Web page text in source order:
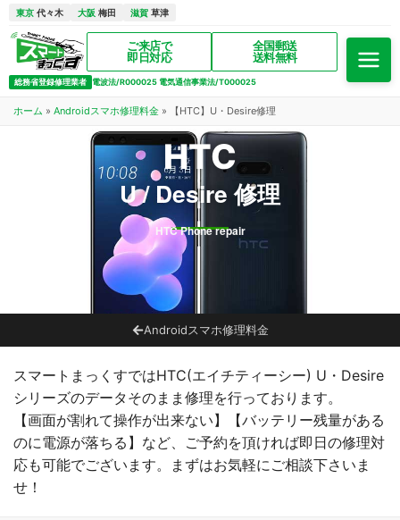
東京 代々木 大阪 梅田 滋賀 草津
ご来店で
即日対応
全国郵送
送料無料
総務省登録修理業者 電波法/R000025 電気通信事業法/T000025
ホーム » Androidスマホ修理料金 » 【HTC】U・Desire修理
HTC
U / Desire 修理
HTC Phone repair
Androidスマホ修理料金
スマートまっくすではHTC(エイチティーシー) U・Desire
シリーズのデータそのまま修理を行っております。
【画面が割れて操作が出来ない】【バッテリー残量がある
のに電源が落ちる】など、ご予約を頂ければ即日の修理対
応も可能でございます。まずはお気軽にご相談下さいま
せ！